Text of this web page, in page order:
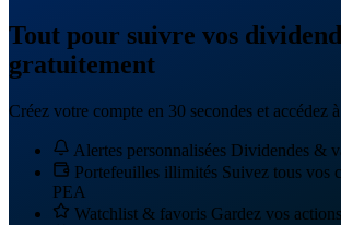
Tout pour suivre vos
gratuitement
Créez votre compte en 30 secondes et accédez
Alertes personnalisées Dividendes &
Portefeuilles illimités Suivez tous vos
PEA
Watchlist & favoris Gardez vos